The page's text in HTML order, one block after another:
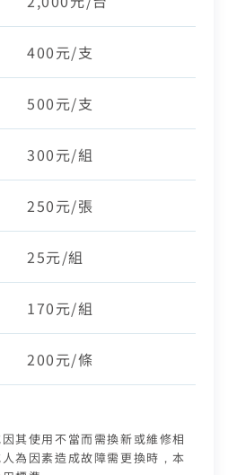
400元/支
500元/支
300元/組
250元/張
25元/組
170元/組
200元/條
其使用不當而需換新或維修相
為因素造成故障需更換時，本